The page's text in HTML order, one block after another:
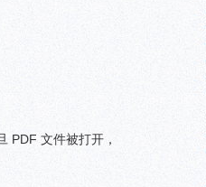
PDF 文件被打开，